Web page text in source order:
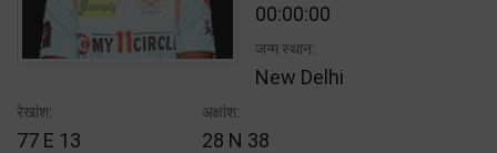
00:00:00
जन्म स्थान:
New Delhi
रेखांश:
77 E 13
अक्षांश:
28 N 38